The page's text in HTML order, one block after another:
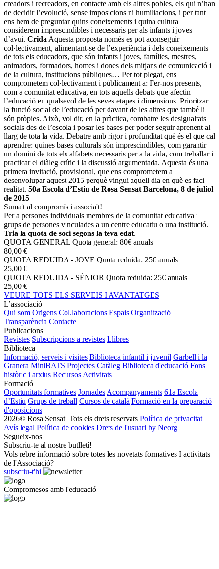
creadors i recreadors, en contacte amb els altres pobles, els qui n’han
de decidir l’evolució, sense imposicions ni humiliacions, i per tant
ens hem de preguntar quins coneixements i quina cultura
considerem imprescindibles i necessaris per als infants i joves
d’avui. Crida Aquesta proposta només es pot aconseguir
col·lectivament, alimentant-se de l’experiència i dels coneixements
de tots els educadors, que són infants i joves, famílies, mestres,
animadors, formadors, homes i dones dels mitjans de comunicació i
de la cultura, institucions públiques… Per tot plegat, ens
comprometem col·lectivament i públicament a: Fer-nos presents,
com a comunitat educativa, en tots aquells debats que afectin
l’educació en qualsevol de les seves etapes i dimensions. Prioritzar
la funció social de l’educació per davant de les altres que també li
són pròpies. Això, vol dir, en la pràctica, combatre les desigualtats
socials des de l’escola i posar les bases per poder seguir aprenent al
llarg de tota la vida. Debatre amb rigor i profunditat què és el que cal
aprendre: quines bases culturals són imprescindibles, com garantir
un domini de tots els alfabets necessaris per a la vida, com treballar i
practicar el diàleg crític i la discussió argumentada. Aquesta és una
primera invitació, provisional, que ens comprometem a
desenvolupar aquest 2015 perquè vingui aquell dia en què es faci
realitat. 50a Escola d’Estiu de Rosa Sensat Barcelona, 8 de juliol
de 2015
Suma't al compromís i associa't!
Per a persones individuals membres de la comunitat educativa i
grups de persones vinculades a un centre educatiu o una institució.
Tria la quota de soci segons la teva edat.
QUOTA GENERAL Quota general: 80€ anuals
80,00 €
QUOTA REDUIDA - JOVE Quota reduida: 25€ anuals
25,00 €
QUOTA REDUIDA - SÈNIOR Quota reduida: 25€ anuals
25,00 €
VEURE TOTS ELS SERVEIS I AVANTATGES
L’associació
Qui som Orígens Col.laboracions Espais Organització
Transparència Contacte
Publicacions
Revistes Subscripcions a revistes Llibres
Biblioteca
Informació, serveis i visites Biblioteca infantil i juvenil Garbell i la
Granera MiniBATS Projectes Catàleg Biblioteca d'educació Fons
històric i arxius Recursos Activitats
Formació
Oportunitats formatives Jornades Acompanyaments 61a Escola
d’Estiu Grups de treball Cursos de català Formació en la preparació
d'oposicions
2026© Rosa Sensat. Tots els drets reservats Política de privacitat
Avís legal Política de cookies Drets de l'usuari by Neorg
Segueix-nos
Subscriu-te al nostre butlletí!
Vols rebre informació sobre totes les novetats formatives I activitats
de l'Associació?
subscriu-t'hi
Compromesos amb l'educació